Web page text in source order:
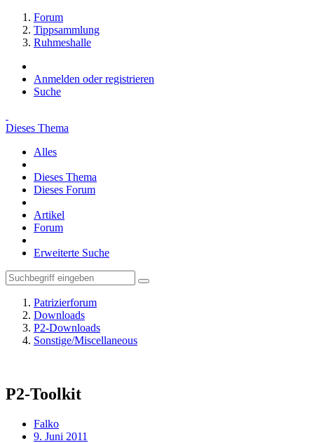
Forum
Tippsammlung
Ruhmeshalle
Anmelden oder registrieren
Suche
Dieses Thema
Alles
Dieses Thema
Dieses Forum
Artikel
Forum
Erweiterte Suche
Patrizierforum
Downloads
P2-Downloads
Sonstige/Miscellaneous
P2-Toolkit
Falko
9. Juni 2011